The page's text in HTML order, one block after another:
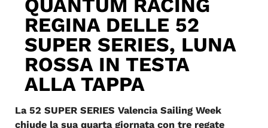
QUANTUM RACING
REGINA DELLE 52
SUPER SERIES, LUNA
ROSSA IN TESTA
ALLA TAPPA
La 52 SUPER SERIES Valencia Sailing Week
chiude la sua quarta giornata con tre regate